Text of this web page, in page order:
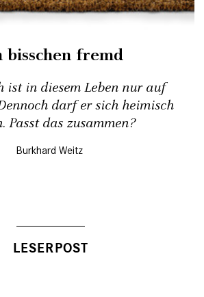
bisschen fremd
ist in diesem Leben nur auf
darf er sich heimisch
Passt das zusammen?
Burkhard Weitz